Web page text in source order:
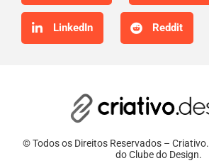
LinkedIn Reddit
© Todos os Direitos Reservados –
do Clube do Design.